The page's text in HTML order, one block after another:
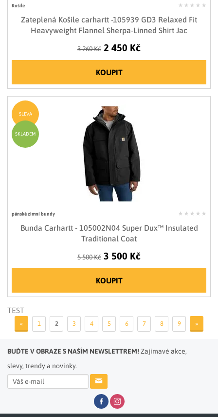
Košile
Zateplená Košile carhartt -105939 GD3 Relaxed Fit
Heavyweight Flannel Sherpa-Linned Shirt Jac
3 260 Kč 2 450 Kč
KOUPIT
pánské zimní bundy
Bunda Carhartt - 105002N04 Super Dux™ Insulated
Traditional Coat
5 500 Kč 3 500 Kč
KOUPIT
SLEVA
SKLADEM
TEST
« 1 2 3 4 5 6 7 8 9 »
BUĎTE V OBRAZE S NAŠÍM NEWSLETTREM!Zajímavé akce,
slevy, trendy a novinky.